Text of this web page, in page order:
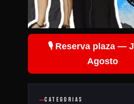
🎙️ Reserva plaza —
Agosto
CATEGORIAS